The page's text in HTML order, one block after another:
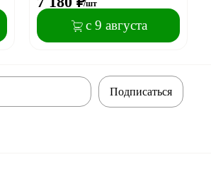
/шт
с 9 августа
Подписаться